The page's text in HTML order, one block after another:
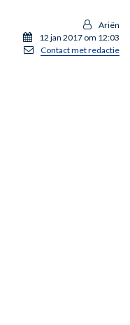
Ariën
12 jan 2017 om 12:03
Contact met redactie